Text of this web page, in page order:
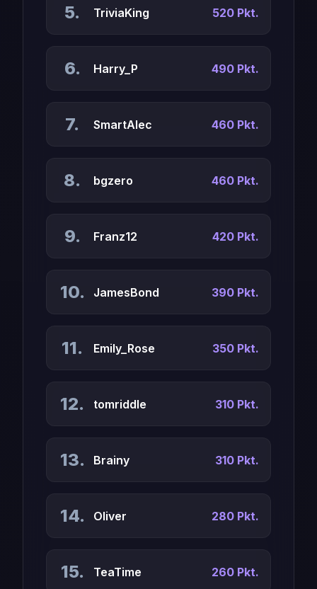
5. TriviaKing 520 Pkt.
6. Harry_P 490 Pkt.
7. SmartAlec 460 Pkt.
8. bgzero 460 Pkt.
9. Franz12 420 Pkt.
10. JamesBond 390 Pkt.
11. Emily_Rose 350 Pkt.
12. tomriddle 310 Pkt.
13. Brainy 310 Pkt.
14. Oliver 280 Pkt.
15. TeaTime 260 Pkt.